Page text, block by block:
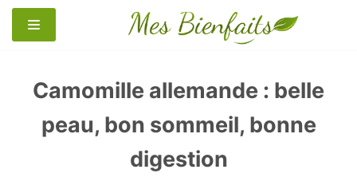
Aller
au
Camomille allemande : belle
peau, bon sommeil, bonne
digestion